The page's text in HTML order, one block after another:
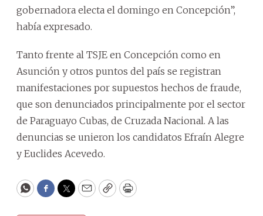
gobernadora electa el domingo en Concepción”,
había expresado.
Tanto frente al TSJE en Concepción como en
Asunción y otros puntos del país se registran
manifestaciones por supuestos hechos de fraude,
que son denunciados principalmente por el sector
de Paraguayo Cubas, de Cruzada Nacional. A las
denuncias se unieron los candidatos Efraín Alegre
y Euclides Acevedo.
WhatsApp
Facebook
Twitter
EmailCopyPrint